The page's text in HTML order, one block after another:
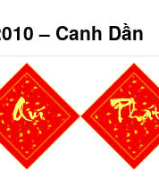
– Canh Dần